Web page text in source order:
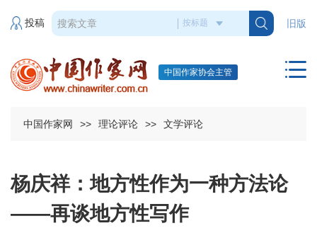
旧版
投稿
中国作家协会主管
中国作家网 >> 理论评论 >> 文学评论
杨庆祥：地方性作为一种方法论
——再谈地方性写作